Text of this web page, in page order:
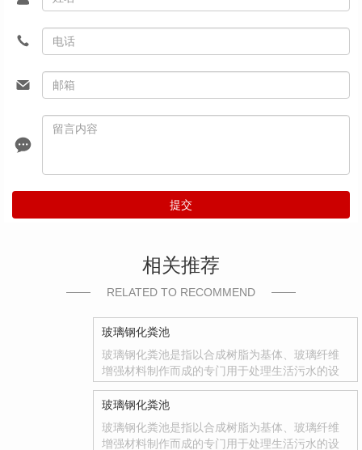
提交
相关推荐
RELATED TO RECOMMEND
玻璃钢化粪池
玻璃钢化粪池是指以合成树脂为基体、玻璃纤维
增强材料制作而成的专门用于处理生活污水的设
品，其质量轻、强度高、韧性好、耐腐蚀、色彩
鲜艳、光洁度达到镜面效果等优点
玻璃钢化粪池
玻璃钢化粪池是指以合成树脂为基体、玻璃纤维
增强材料制作而成的专门用于处理生活污水的设